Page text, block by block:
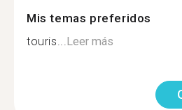
Mis temas preferidos
touris...Leer más